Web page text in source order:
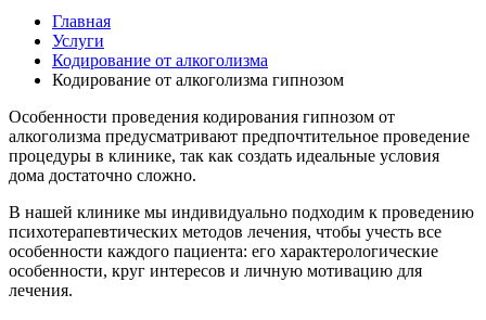
Главная
Услуги
Кодирование от алкоголизма
Кодирование от алкоголизма гипнозом
Особенности проведения кодирования гипнозом от
алкоголизма предусматривают предпочтительное проведение
процедуры в клинике, так как создать идеальные условия
дома достаточно сложно.
В нашей клинике мы индивидуально подходим к проведению
психотерапевтических методов лечения, чтобы учесть все
особенности каждого пациента: его характерологические
особенности, круг интересов и личную мотивацию для
лечения.